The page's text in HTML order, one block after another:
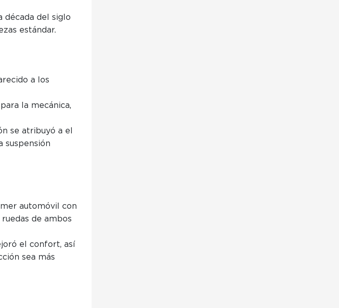
década del siglo
estándar.
a los
la mecánica,
se atribuyó a el
suspensión
automóvil con
de ambos
el confort, así
sea más